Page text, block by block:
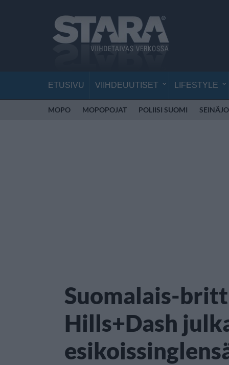
ETUSIVU VIIHDEUUTISET LIFESTYLE
MOPO MOPOPOJAT POLIISI SUOMI
Suomalais-
Hills+Dash